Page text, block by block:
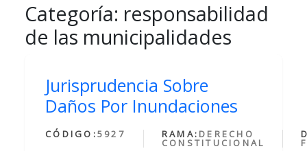
Categoría: responsabilidad
de las municipalidades
Jurisprudencia Sobre
Daños Por Inundaciones
CÓDIGO:5927 RAMA: DERECHO
CONSTITUCIONAL